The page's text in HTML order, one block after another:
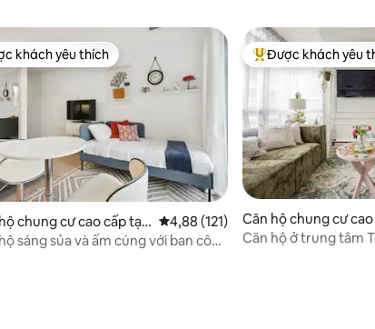
4,98/5, 165 đánh giá
khách yêu thích
khách yêu thích
chung cư cao cấp tại
Xếp hạng trung bình 4,88/5, 121
4,88 (121)
sáng sủa và ấm cúng với ban công
Được khách yêu
Được khách yêu
Căn hộ chung cư
Toronto
Căn hộ ở trung tâm